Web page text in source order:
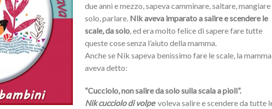
due anni e mezzo, sapeva camminare, saltare, mangiare
solo, parlare. Nik aveva imparato a salire e scendere le
scale, da solo, ed era molto felice di sapere fare tutte
queste cose senza l’aiuto della mamma.
Anche se Nik sapeva benissimo fare le scale, la
aveva detto:
“Cucciolo, non salire da solo sulla scala a pioli”.
Nik cucciolo di volpe voleva salire e scendere da tutte